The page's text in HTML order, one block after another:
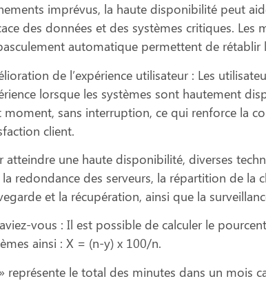
imprévus, la haute disponibilité peut
des données et des systèmes critiques. Les
automatique permettent de rétablir
de l’expérience utilisateur : Les
lorsque les systèmes sont hautement
sans interruption, ce qui renforce la
client.
atteindre une haute disponibilité, diverses
redondance des serveurs, la répartition de la
et la récupération, ainsi que la
vous : Il est possible de calculer le
ainsi : X = (n-y) x 100/n.
représente le total des minutes dans un mois